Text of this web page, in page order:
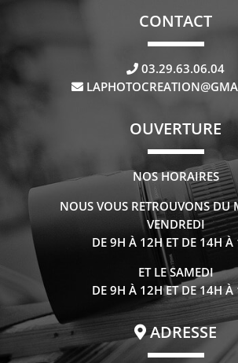
CONTACT
03.29.63.06.04
OUVERTURE
NOS HORAIRES
NOUS VOUS RETROUVONS DU
VENDREDI
DE 9H À 12H ET DE 14H À
ET LE SAMEDI
DE 9H À 12H ET DE 14H
ADRESSE